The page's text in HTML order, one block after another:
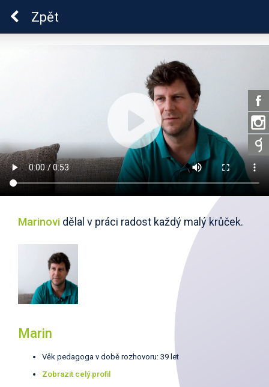
Zpět
Marinovi dělal v práci radost každý malý krůček.
Marin
Věk pedagoga v době rozhovoru: 39 let
Zobrazit celý profil